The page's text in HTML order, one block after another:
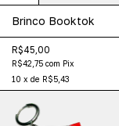
Brinco Booktok
R$45,00
R$42,75 com Pix
10 x de R$5,43